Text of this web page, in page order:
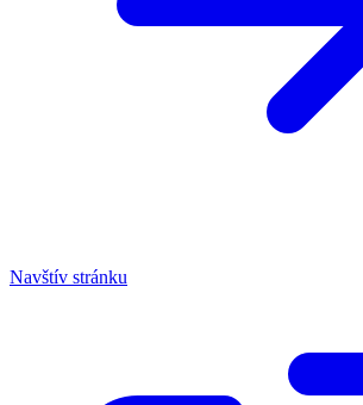
Navštív stránku